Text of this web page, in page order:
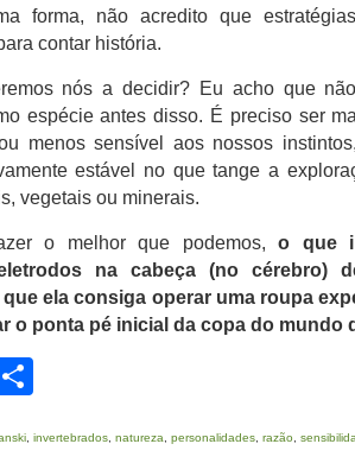
forma, não acredito que
contar história.
nós a decidir? Eu acho que
espécie antes disso. É preciso ser
menos sensível aos nossos
estável no que tange a
vegetais ou minerais.
o melhor que podemos,o que
na cabeça (no cérebro)
ela consiga operar uma roupa
o ponta pé inicial da copa do mundo
Email
invertebrados natureza personalidades razão